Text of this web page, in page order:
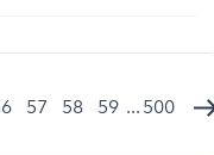
57 58 59 ... 500